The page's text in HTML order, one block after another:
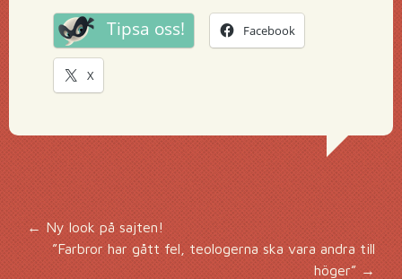
Tipsa oss! Facebook
X
Inläggsnavigering
←Ny look på sajten!
”Farbror har gått fel, teologerna ska vara andra till
höger” →